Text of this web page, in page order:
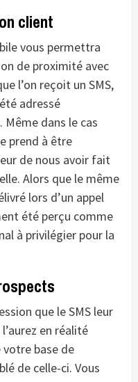
client
vous permettra
de proximité avec
l’on reçoit un SMS,
adressé
dans le cas
prend à être
de nous avoir fait
Alors que le même
lors d’un appel
été perçu comme
à privilégier pour la
que le SMS leur
en réalité
base de
de celle-ci. Vous